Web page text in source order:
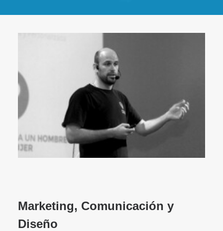
Marketing, Comunicación y
Diseño